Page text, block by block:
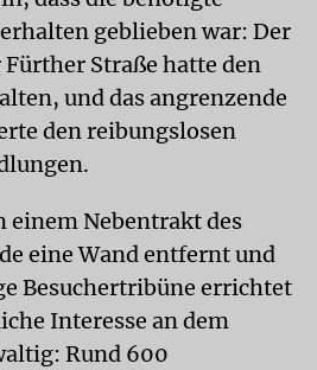
geblieben war: Der
Fürther Straße hatte den
und das angrenzende
den reibungslosen
einem Nebentrakt des
eine Wand entfernt und
Besuchertribüne errichtet
Interesse an dem
Rund 600